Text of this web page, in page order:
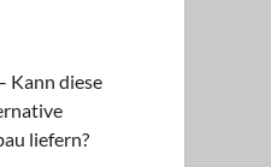
Kann diese
liefern?